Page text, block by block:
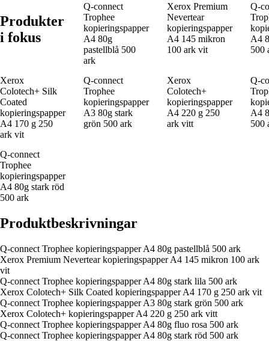
Produkter
i fokus
Q-connect
Trophee
kopieringspapper
A4 80g
pastellblå 500
ark
Xerox Premium
Nevertear
kopieringspapper
A4 145 mikron
100 ark vit
Q-
A4
500
Xerox
Colotech+ Silk
Coated
kopieringspapper
A4 170 g 250
ark vit
Q-connect
Trophee
kopieringspapper
A3 80g stark
grön 500 ark
Xerox
Colotech+
kopieringspapper
A4 220 g 250
ark vitt
Q-
A4
500
Q-connect
Trophee
kopieringspapper
A4 80g stark röd
500 ark
Produktbeskrivningar
Q-connect Trophee kopieringspapper A4 80g pastellblå 500 ark
Xerox Premium Nevertear kopieringspapper A4 145 mikron 100 ark
vit
Q-connect Trophee kopieringspapper A4 80g stark lila 500 ark
Xerox Colotech+ Silk Coated kopieringspapper A4 170 g 250 ark vit
Q-connect Trophee kopieringspapper A3 80g stark grön 500 ark
Xerox Colotech+ kopieringspapper A4 220 g 250 ark vitt
Q-connect Trophee kopieringspapper A4 80g fluo rosa 500 ark
Q-connect Trophee kopieringspapper A4 80g stark röd 500 ark